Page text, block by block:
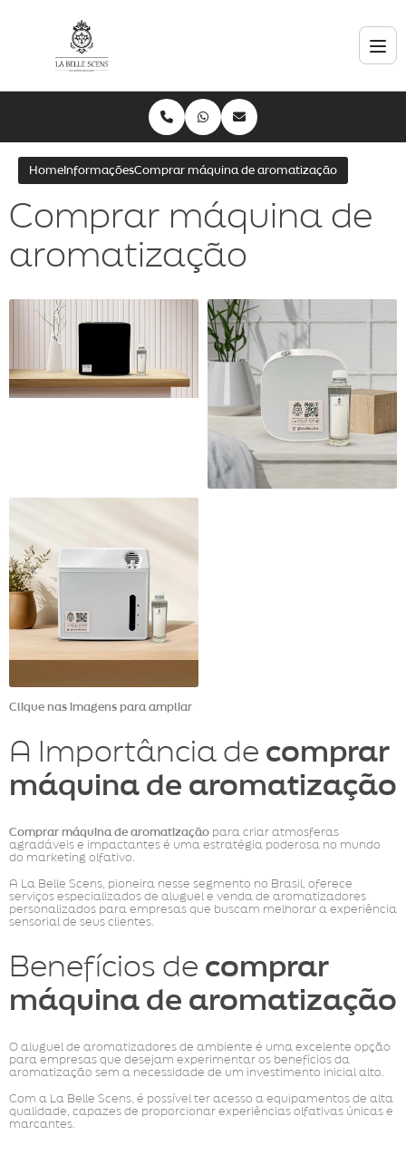
Home InformaçõesComprar máquina de aromatização
Comprar máquina de
aromatização
Clique nas imagens para ampliar
A Importância de comprar
máquina de aromatização
Comprar máquina de aromatização para criar atmosferas
agradáveis e impactantes é uma estratégia poderosa no mundo
do marketing olfativo.
A La Belle Scens, pioneira nesse segmento no Brasil, oferece
serviços especializados de aluguel e venda de aromatizadores
personalizados para empresas que buscam melhorar a experiência
sensorial de seus clientes.
Benefícios de comprar
máquina de aromatização
O aluguel de aromatizadores de ambiente é uma excelente opção
para empresas que desejam experimentar os benefícios da
aromatização sem a necessidade de um investimento inicial alto.
Com a La Belle Scens, é possível ter acesso a equipamentos de alta
qualidade, capazes de proporcionar experiências olfativas únicas e
marcantes.